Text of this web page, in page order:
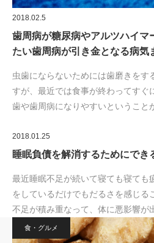
2018.02.5
歯周病が糖尿病やアルツハイマ
たい歯周病が引き金となる病気
虫歯にならないためには歯磨きを
すが、最近では食事が終わってすぐ
歯や歯周病になりやすいということ
2018.01.25
睡眠負債を解消するためにでき
最近睡眠不足が続いて寝ても寝ても
をしているだけでもだるさを感じる
不足が積み重なって、体に悪影響が
食・グルメ